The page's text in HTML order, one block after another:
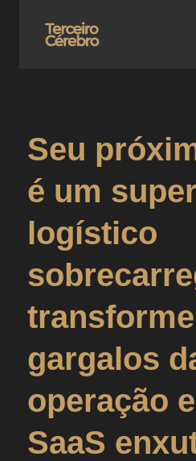
Seu
é um
logístico
gargalos
operação
SaaS